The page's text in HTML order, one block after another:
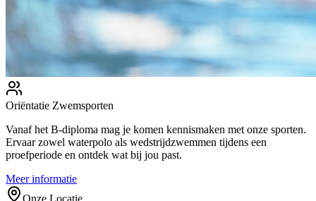
Oriëntatie Zwemsporten
Vanaf het B-diploma mag je komen kennismaken met onze sporten.
Ervaar zowel waterpolo als wedstrijdzwemmen tijdens een
proefperiode en ontdek wat bij jou past.
Meer informatie
Onze Locatie